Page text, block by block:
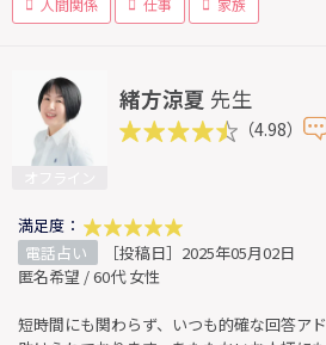
人間関係 仕事 家族
緒方涼夏 先生
（4.98）
満足度：
電話占い
［投稿日］2025年05月02日
匿名希望 / 60代 女性
短時間にも関わらず、いつも的確な回答ア